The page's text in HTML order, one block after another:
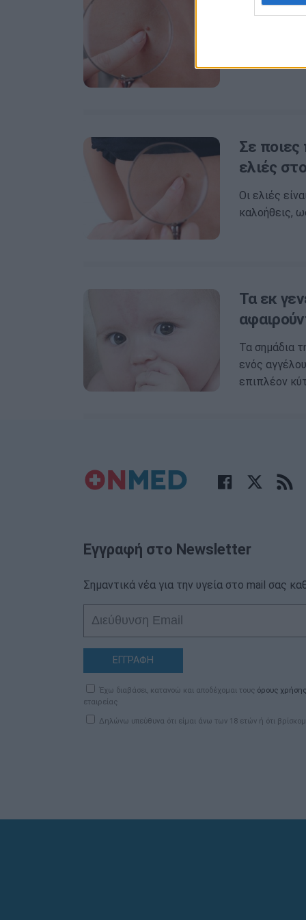
Σε ποιες
ελιές
Οι ελιές
καλοήθεις,
Τα εκ
Τα σημάδια
ενός
επιπλέον
Εγγραφή στο Newsletter
Σημαντικά νέα για την υγεία στο mail σας
ΕΓΓΡΑΦΗ
Έχω διαβάσει, κατανοώ και αποδέχομαι τους όρους χρήσης
εταιρείας
Δηλώνω υπεύθυνα ότι είμαι άνω των 18 ετών ή ότι